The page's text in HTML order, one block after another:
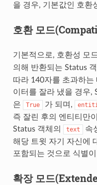
을 경우, 기본값인 호환
호환 모드
기본적으로, 호환성 모
의해 반환되는 Status
따라 140자를 초과하는
이터를 잘라 냈을 경우,
은
True 가 되며,
즉 잘린 후의 엔티티만
Status 객체의
text
속
해당 트윗 자기 자신에
포함되는 것으로 식별
확장 모드